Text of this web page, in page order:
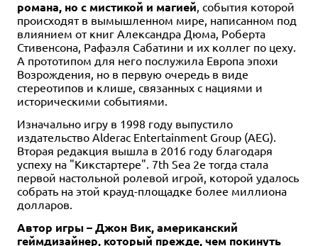
романа, но с мистикой и магией, события которой
происходят в вымышленном мире, написанном под
влиянием от книг Александра Дюма, Роберта
Стивенсона, Рафаэля Сабатини и их коллег по цеху.
А прототипом для него послужила Европа эпохи
Возрождения, но в первую очередь в виде
стереотипов и клише, связанных с нациями и
историческими событиями.
Изначально игру в 1998 году выпустило
издательство Alderac Entertainment Group (AEG).
Вторая редакция вышла в 2016 году благодаря
успеху на "Кикстартере". 7th Sea 2e тогда стала
первой настольной ролевой игрой, которой удалось
собрать на этой крауд-площадке более миллиона
долларов.
Автор игры – Джон Вик, американский
геймдизайнер, который прежде, чем покинуть